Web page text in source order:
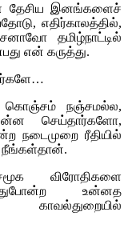
தேசிய இனங்களைச்
எதிர்காலத்தில்,
தமிழ்நாட்டில்
என் கருத்து.
கொஞ்சம் நஞ்சமல்ல,
செய்தார்களோ,
நடைமுறை ரீதியில்
நீங்கள்தான்.
விரோதிகளை
உன்னத